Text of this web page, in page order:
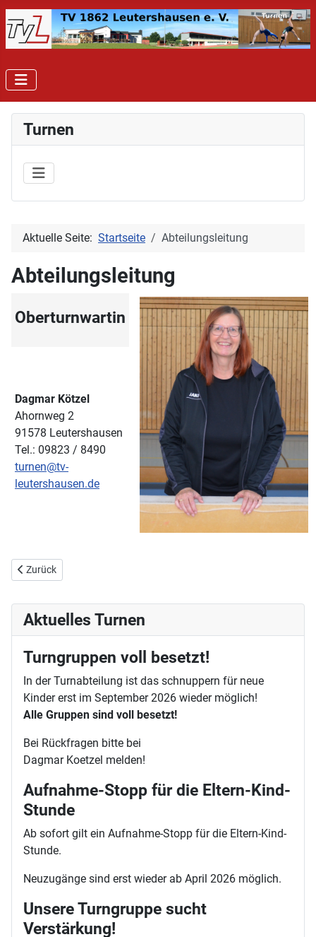
Turnen
Aktuelle Seite: Startseite Abteilungsleitung
Abteilungsleitung
Oberturnwartin
Dagmar Kötzel
Ahornweg 2
91578 Leutershausen
Tel.: 09823 / 8490
turnen@tv-
leutershausen.de
Vorheriger Beitrag: Gymnastik
Zurück
Aktuelles Turnen
Turngruppen voll besetzt!
In der Turnabteilung ist das schnuppern für neue
Kinder erst im September 2026 wieder möglich!
Alle Gruppen sind voll besetzt!
Bei Rückfragen bitte bei
Dagmar Koetzel melden!
Aufnahme-Stopp für die Eltern-Kind-
Stunde
Ab sofort gilt ein Aufnahme-Stopp für die Eltern-Kind-
Stunde.
Neuzugänge sind erst wieder ab April 2026 möglich.
Unsere Turngruppe sucht
Verstärkung!